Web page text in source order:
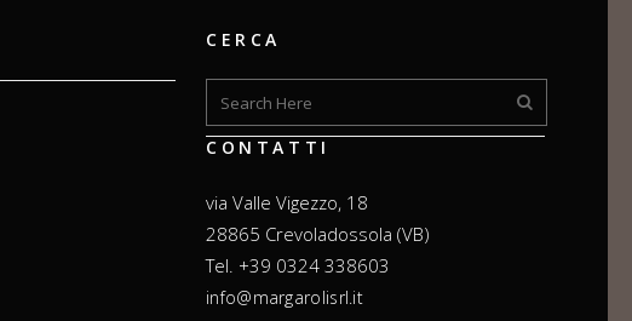
CERCA
CONTATTI
via Valle Vigezzo, 18
28865 Crevoladossola (VB)
Tel. +39 0324 338603
info@margarolisrl.it